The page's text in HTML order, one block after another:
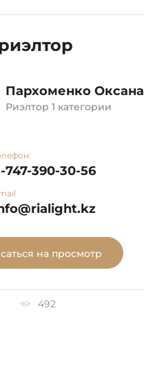
Пархоменко Оксана
Риэлтор 1 категории
747-390-30-56
на просмотр
492